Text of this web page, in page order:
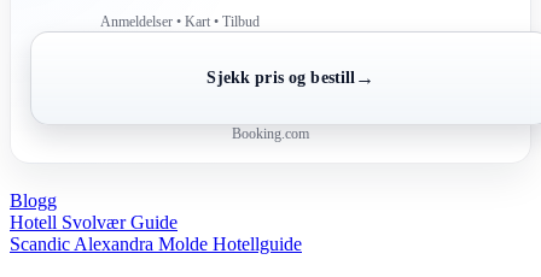
Anmeldelser • Kart • Tilbud
Sjekk pris og bestill →
Booking.com
Blogg
Post
navigation
Hotell Svolvær Guide
Scandic Alexandra Molde Hotellguide